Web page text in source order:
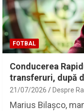
FOTBAL
Conducerea
transferuri, după
21/07/2026 Despre
Marius Bilașco,